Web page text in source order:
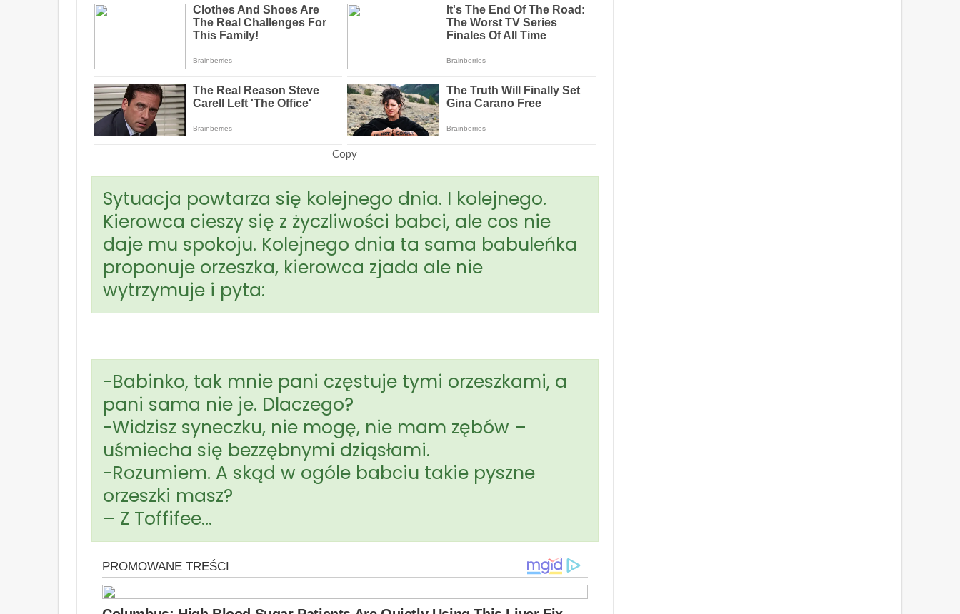
Copy
Sytuacja powtarza się kolejnego dnia. I kolejnego.
Kierowca cieszy się z życzliwości babci, ale cos nie
daje mu spokoju. Kolejnego dnia ta sama babuleńka
proponuje orzeszka, kierowca zjada ale nie
wytrzymuje i pyta:
-Babinko, tak mnie pani częstuje tymi orzeszkami, a
pani sama nie je. Dlaczego?
-Widzisz syneczku, nie mogę, nie mam zębów –
uśmiecha się bezzębnymi dziąsłami.
-Rozumiem. A skąd w ogóle babciu takie pyszne
orzeszki masz?
– Z Toffifee…